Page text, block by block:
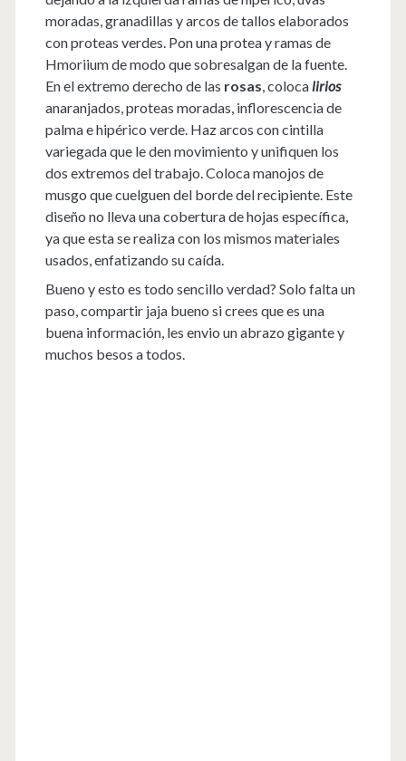
moradas, granadillas y arcos de tallos elaborados
con proteas verdes. Pon una protea y ramas de
Hmoriium de modo que sobresalgan de la fuente.
En el extremo derecho de las rosas, colocalirios
anaranjados, proteas moradas, inflorescencia de
palma e hipérico verde. Haz arcos con cintilla
variegada que le den movimiento y unifiquen los
dos extremos del trabajo. Coloca manojos de
musgo que cuelguen del borde del recipiente. Este
diseño no lleva una cobertura de hojas específica,
ya que esta se realiza con los mismos materiales
usados, enfatizando su caída.
Bueno y esto es todo sencillo verdad? Solo falta un
paso, compartir jaja bueno si crees que es una
buena información, les envio un abrazo gigante y
muchos besos a todos.